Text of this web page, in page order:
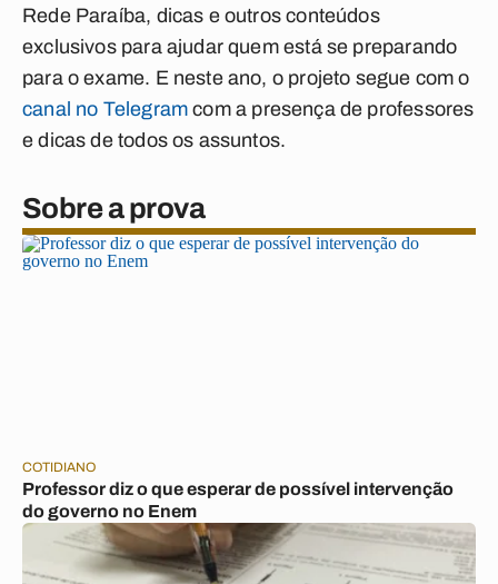
Rede Paraíba, dicas e outros conteúdos
exclusivos para ajudar quem está se preparando
para o exame. E neste ano, o projeto segue com o
canal no Telegram com a presença de professores
e dicas de todos os assuntos.
Sobre a prova
COTIDIANO
Professor diz o que esperar de possível intervenção
do governo no Enem